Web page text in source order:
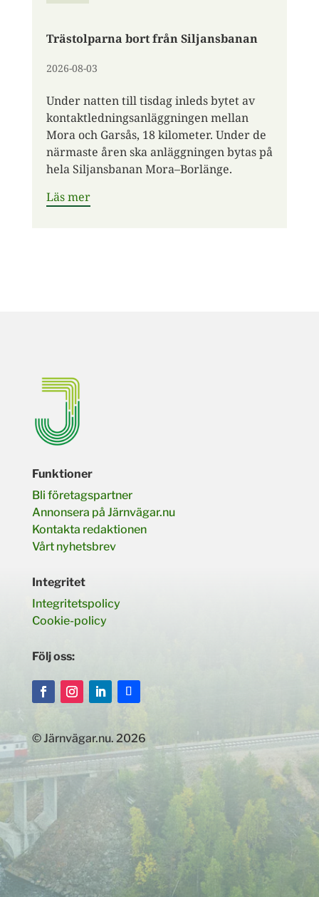
Trästolparna bort från Siljansbanan
2026-08-03
Under natten till tisdag inleds bytet av
kontaktledningsanläggningen mellan
Mora och Garsås, 18 kilometer. Under de
närmaste åren ska anläggningen bytas på
hela Siljansbanan Mora–Borlänge.
Läs mer
Funktioner
Bli företagspartner
Annonsera på Järnvägar.nu
Kontakta redaktionen
Vårt nyhetsbrev
Integritet
Integritetspolicy
Cookie-policy
Följ oss:
© Järnvägar.nu. 2026